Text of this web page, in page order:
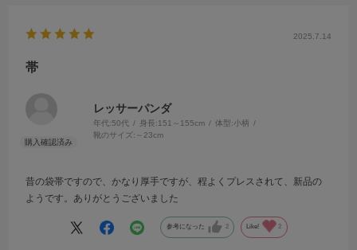
2025.7.14
帯
レッサーパンダ
年代:50代 身長:151～155cm 体型:小柄
靴のサイズ: ～23cm
昔の袋帯ですので、かなり厚手ですが、程よくプレスされて、新品の
ようです。ありがとうございました
参考になった 2 Like! 2